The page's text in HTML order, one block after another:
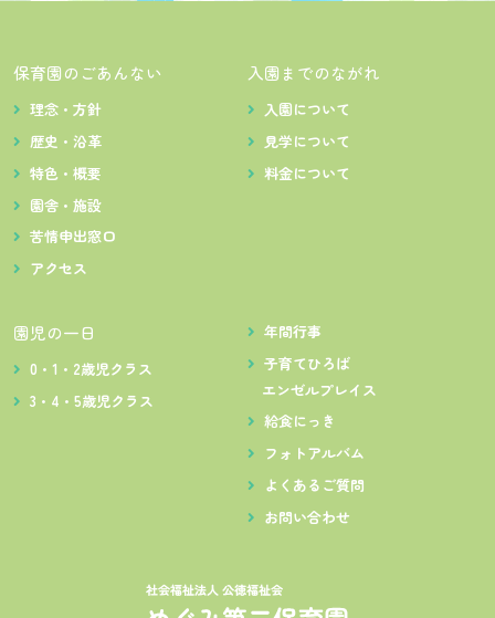
保育園のごあんない
理念・方針
歴史・沿革
特色・概要
園舎・施設
苦情申出窓口
アクセス
入園までのながれ
入園について
見学について
料金について
園児の一日
0・1・2歳児クラス
3・4・5歳児クラス
年間行事
子育てひろば
エンゼルプレイス
給食にっき
フォトアルバム
よくあるご質問
お問い合わせ